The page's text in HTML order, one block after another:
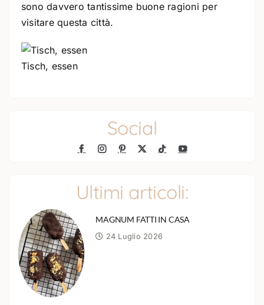
sono davvero tantissime buone ragioni per
visitare questa città.
Tisch, essen
Social
Ultimi articoli:
MAGNUM FATTI IN CASA
24 Luglio 2026